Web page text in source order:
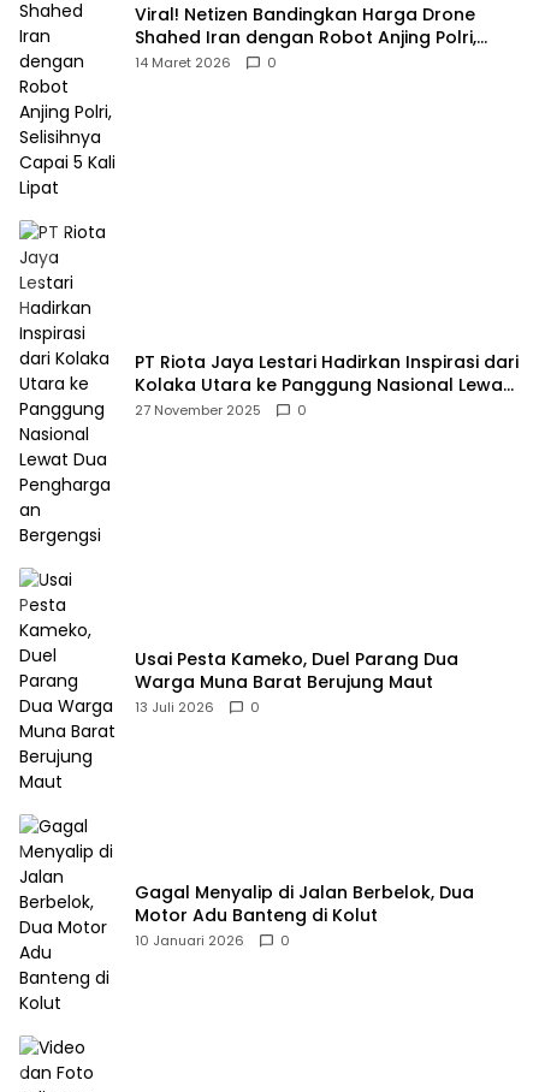
Viral! Netizen Bandingkan Harga Drone
Shahed Iran dengan Robot Anjing Polri,
Selisihnya Capai 5 Kali Lipat
14 Maret 2026 0
PT Riota Jaya Lestari Hadirkan Inspirasi dari
Kolaka Utara ke Panggung Nasional Lewat
Dua Penghargaan Bergengsi
27 November 2025 0
Usai Pesta Kameko, Duel Parang Dua
Warga Muna Barat Berujung Maut
13 Juli 2026 0
Gagal Menyalip di Jalan Berbelok, Dua
Motor Adu Banteng di Kolut
10 Januari 2026 0